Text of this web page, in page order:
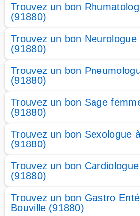
Trouvez un bon
(91880)
Trouvez un bon Neurologue
(91880)
Trouvez un bon
(91880)
Trouvez un bon Sage
(91880)
Trouvez un bon Sexologue
(91880)
Trouvez un bon
(91880)
Trouvez un bon Gastro
Bouville (91880)